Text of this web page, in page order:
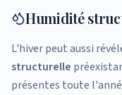
Humidité
L'hiver peut aussi
structurelle
présentes toute